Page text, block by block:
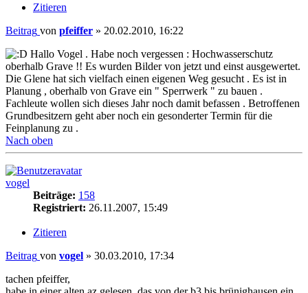
Zitieren
Beitrag von pfeiffer » 20.02.2010, 16:22
Hallo Vogel . Habe noch vergessen : Hochwasserschutz
oberhalb Grave !! Es wurden Bilder von jetzt und einst ausgewertet.
Die Glene hat sich vielfach einen eigenen Weg gesucht . Es ist in
Planung , oberhalb von Grave ein " Sperrwerk " zu bauen .
Fachleute wollen sich dieses Jahr noch damit befassen . Betroffenen
Grundbesitzern geht aber noch ein gesonderter Termin für die
Feinplanung zu .
Nach oben
vogel
Beiträge: 158
Registriert: 26.11.2007, 15:49
Zitieren
Beitrag von vogel » 30.03.2010, 17:34
tachen pfeiffer,